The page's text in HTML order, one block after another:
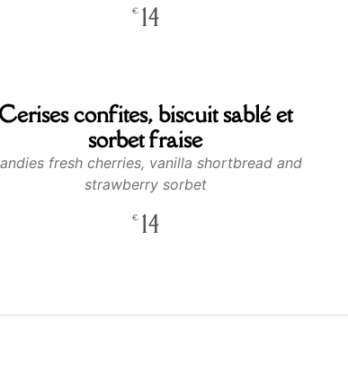
€ 14
Cerises confites, biscuit sablé et
sorbet fraise
fresh cherries, vanilla shortbread and
strawberry sorbet
€ 14